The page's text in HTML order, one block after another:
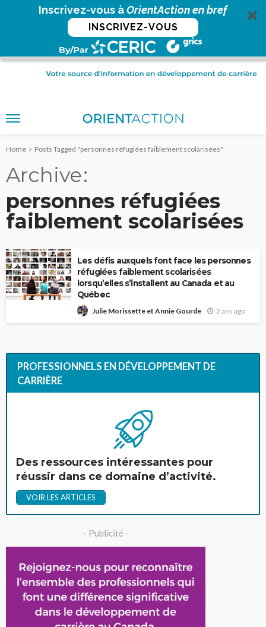
Inscrivez-vous àOrientAction en bref
INSCRIVEZ-VOUS
Home Posts Tagged "personnes réfugiées faiblement scolarisées"
Archive
personnes réfugiées
faiblement scolarisées
Les défis auxquels font face les personnes
réfugiées faiblement scolarisées
lorsqu’elles s’installent au Canada et au
Québec
Julie Morissette et Annie Gourde 2 ans ago
PROFESSIONNELS EN DÉVELOPPEMENT DE
CARRIÈRE
Des ressources intéressantes pour
réussir dans ce domaine d’activité.
VOIR LES ARTICLES
- Publicité -